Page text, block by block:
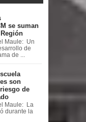
se suman
Maule: Un
de
de ...
son
de
Maule: La
durante la